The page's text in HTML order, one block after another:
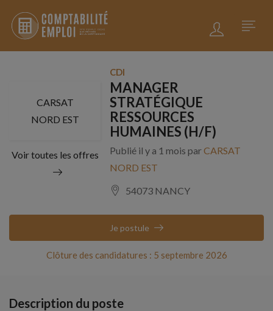
CARSAT
NORD EST
Voir toutes les offres
CDI
MANAGER
STRATÉGIQUE
RESSOURCES
HUMAINES (H/F)
Publié il y a 1 mois parCARSAT
NORD EST
54073 NANCY
Clôture des candidatures : 5 septembre 2026
Je postule
Description du poste